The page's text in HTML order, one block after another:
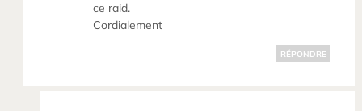
ce raid.
Cordialement
RÉPONDRE